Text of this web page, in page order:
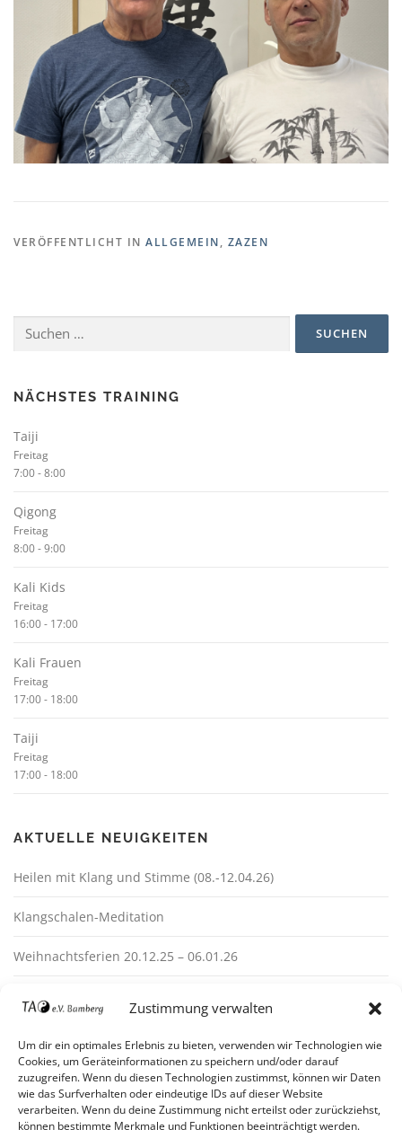
Zustimmung verwalten
Um dir ein optimales Erlebnis zu bieten, verwenden wir Technologien wie
Cookies, um Geräteinformationen zu speichern und/oder darauf
zuzugreifen. Wenn du diesen Technologien zustimmst, können wir Daten
wie das Surfverhalten oder eindeutige IDs auf dieser Website
verarbeiten. Wenn du deine Zustimmung nicht erteilst oder zurückziehst,
können bestimmte Merkmale und Funktionen beeinträchtigt werden.
VERÖFFENTLICHT IN ALLGEMEIN, ZAZEN
nach:
NÄCHSTES TRAINING
Taiji
Freitag
7:00-8:00
Qigong
Freitag
8:00-9:00
Kali Kids
Freitag
16:00- 17:00
Kali Frauen
Freitag
17:00- 18:00
Taiji
Freitag
17:00- 18:00
AKTUELLE NEUIGKEITEN
Heilen mit Klang und Stimme (08.-12.04.26)
Klangschalen-Meditation
Weihnachtsferien 20.12.25 – 06.01.26
Impressum